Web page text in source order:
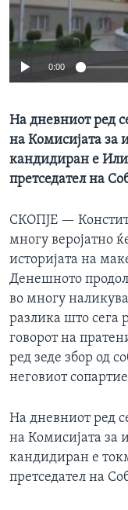
ИНТЕРВЈУА
Јазици
0:00
На дневниот ред
на Комисијата за
кандидиран е
претседател на
СКОПЈЕ —
многу веројатно
историјата на
Денешното
во многу
разлика што сега
говорот на
ред зеде збор од
неговиот
На дневниот ред
на Комисијата за
кандидиран е
претседател на